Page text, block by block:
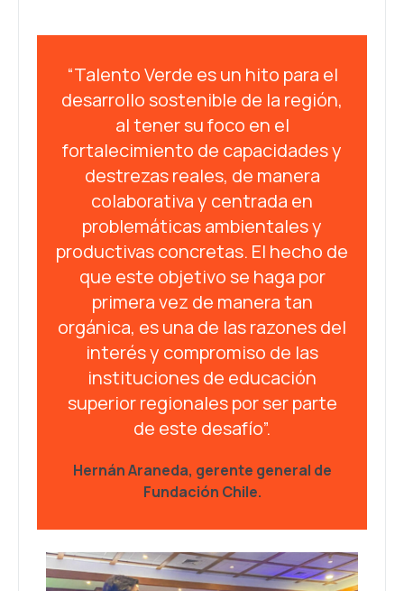
“Talento Verde es un hito para el
desarrollo sostenible de la región,
al tener su foco en el
fortalecimiento de capacidades y
destrezas reales, de manera
colaborativa y centrada en
problemáticas ambientales y
productivas concretas. El hecho de
que este objetivo se haga por
primera vez de manera tan
orgánica, es una de las razones del
interés y compromiso de las
instituciones de educación
superior regionales por ser parte
de este desafío”.
Hernán Araneda, gerente general de
Fundación Chile.